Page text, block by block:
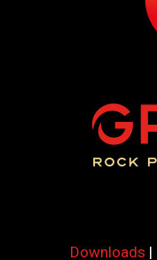
Downloads |